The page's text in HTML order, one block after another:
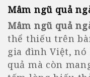
Mâm ngũ quả
Mâm ngũ quả
thể thiếu trên
gia đình Việt, nó
quả mà còn